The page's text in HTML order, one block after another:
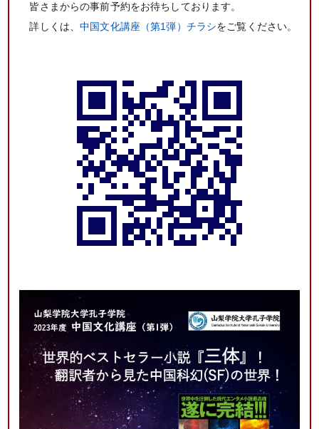
皆さまからの事前予約をお待ちしております。
詳しくは、中国文化講座（第1弾）チラシをご覧ください。